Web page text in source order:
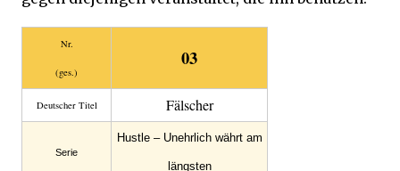
Nr.
(ges.)
03
Deutscher Titel Fälscher
Serie
Hustle – Unehrlich währt am
längsten